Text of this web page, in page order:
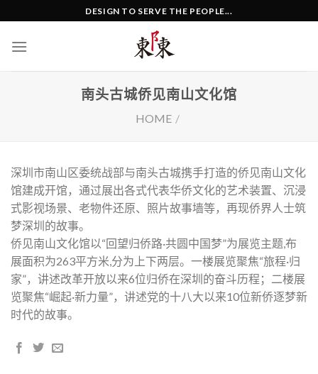
content
DESIGN TO SERVE THE PEOPLE...
南头古城侨见南山文化馆
HOME /
深圳市南山区委统战部与南头古城携手打造的侨见南山文化
馆建成开馆，通过展出各式代表华侨文化的艺术装置、沉浸
式影视场景、老物件还原、照片故事墙等，再现侨界人士筑
梦深圳的故事。
侨见南山文化馆以“回望归侨路·共圆中国梦”为展览主题,布
展面积为263平方米,分为上下两层。一楼展览聚焦“旅程·归
家”，讲述改革开放以来6位归侨在深圳的奋斗历程；二楼展
览聚焦“崛起·新力量”，讲述党的十八大以来10位新侨逐梦新
时代的故事。